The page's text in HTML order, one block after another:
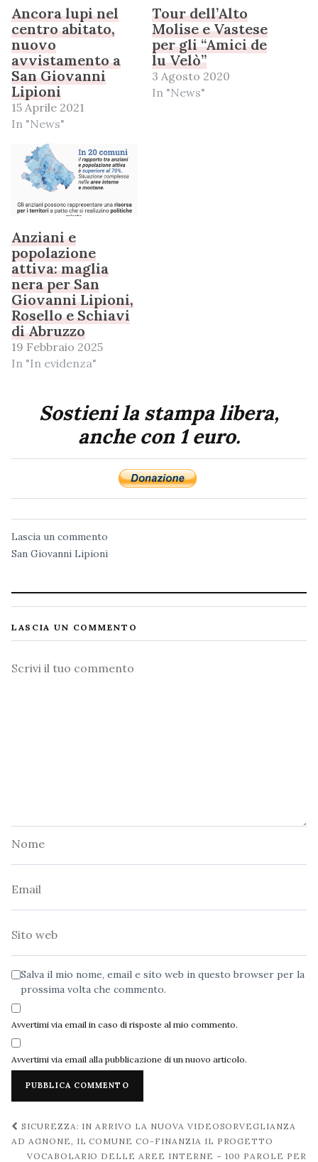
Ancora lupi nel
centro abitato,
nuovo
avvistamento a
San Giovanni
Lipioni
15 Aprile 2021
In "News"
Tour dell’Alto
Molise e Vastese
per gli “Amici de
lu Velò”
3 Agosto 2020
In "News"
Anziani e
popolazione
attiva: maglia
nera per San
Giovanni Lipioni,
Rosello e Schiavi
di Abruzzo
19 Febbraio 2025
In "In evidenza"
Sostieni la stampa libera,
anche con 1 euro.
Lascia un commento
San Giovanni Lipioni
LASCIA UN COMMENTO
Commento
Salva il mio nome, email e sito web in questo browser per la
prossima volta che commento.
Avvertimi via email in caso di risposte al mio commento.
Avvertimi via email alla pubblicazione di un nuovo articolo.
Navigazione
post
SICUREZZA: IN ARRIVO LA NUOVA VIDEOSORVEGLIANZA
AD AGNONE, IL COMUNE CO-FINANZIA IL PROGETTO
VOCABOLARIO DELLE AREE INTERNE – 100 PAROLE PER